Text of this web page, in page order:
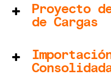
Sepa Mas [+]
Solicitar
Sepa Mas [+]
Proyecto
de Cargas